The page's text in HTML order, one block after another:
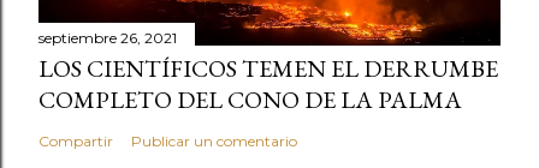
septiembre 26, 2021
LOS CIENTÍFICOS TEMEN EL DERRUMBE
COMPLETO DEL CONO DE LA PALMA
Compartir Publicar un comentario